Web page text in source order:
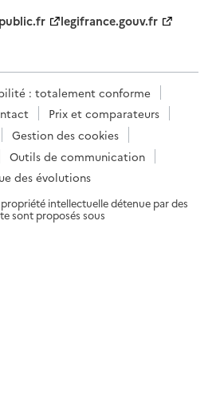
legifrance.gouv.fr
: totalement conforme
Prix et comparateurs
Gestion des cookies
Outils de communication
des évolutions
intellectuelle détenue par des
sont proposés sous